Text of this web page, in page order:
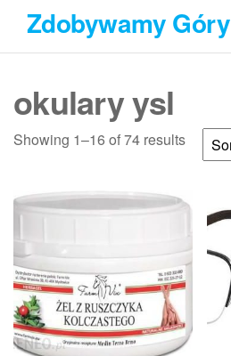
Przejdź
treści
Zdobywamy Góry
okulary ysl
Showing 1–16 of 74 results